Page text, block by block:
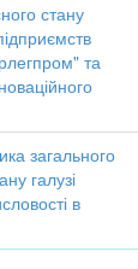
стану
та
загального
галузі
в